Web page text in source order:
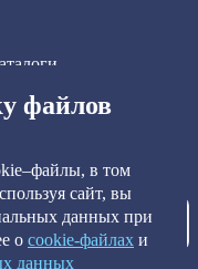
файлов
в том
сайт, вы
данных при
о сookie-файлах и
данных
Подписаться
данных, а